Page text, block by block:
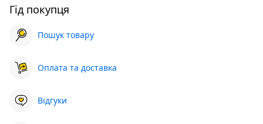
Гід покупця
Пошук товару
Оплата та доставка
Відгуки